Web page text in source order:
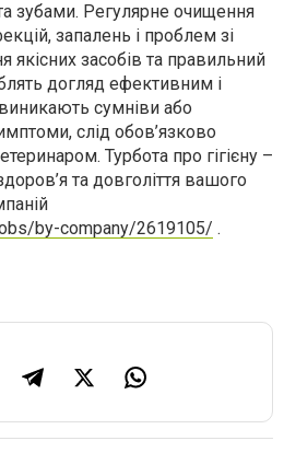
зубами. Регулярне очищення
запалень і проблем зі
якісних засобів та правильний
догляд ефективним і
сумніви або
слід обов’язково
Турбота про гігієну –
та довголіття вашого
by-company/2619105/ .